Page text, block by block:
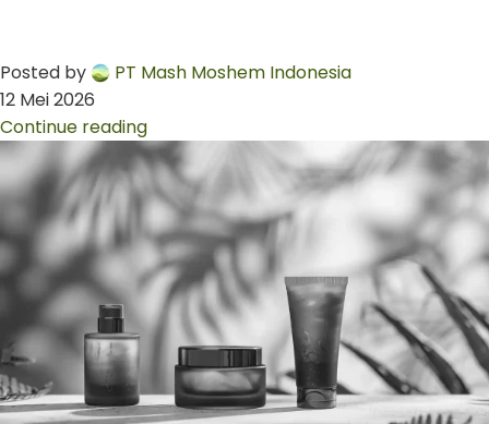
Posted by
PT Mash Moshem Indonesia
12 Mei 2026
Continue reading